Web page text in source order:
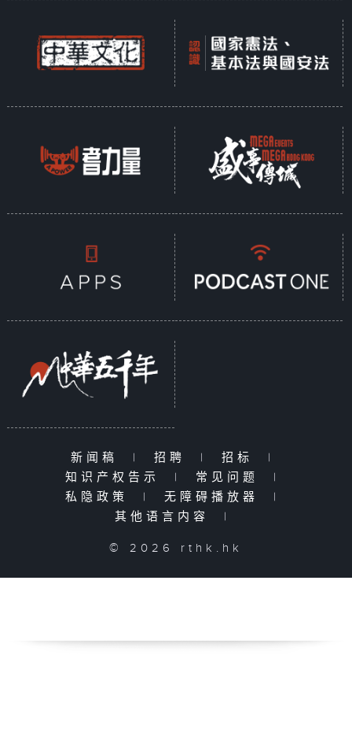
新闻稿 | 招聘 | 招标
|
知识产权告示
| 常见问题
|
私隐政策
| 无障碍播放器
|
其他语言内容
|
© 2026 rthk.hk